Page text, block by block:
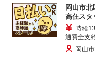
岡山市
高住スタ
時給
通費全支
岡山